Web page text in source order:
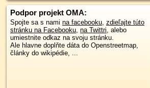
Podpor projekt OMA:
Spojte sa s nami na facebooku, zdieľajte túto
stránku na Facebooku, na Twittri, alebo
umiestnite odkaz na svoju stránku.
Ale hlavne doplňte dáta do Openstreetmap,
články do wikipédie, ...